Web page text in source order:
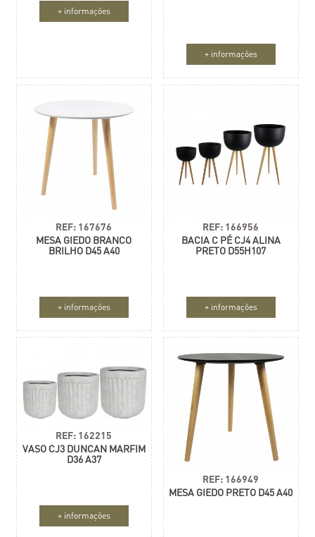
+ informações
+ informações
REF: 167676
MESA GIEDO BRANCO
BRILHO D45 A40
+ informações
REF: 166956
BACIA C PÉ CJ4 ALINA
PRETO D55H107
+ informações
REF: 162215
VASO CJ3 DUNCAN MARFIM
D36 A37
+ informações
REF: 166949
MESA GIEDO PRETO D45 A40